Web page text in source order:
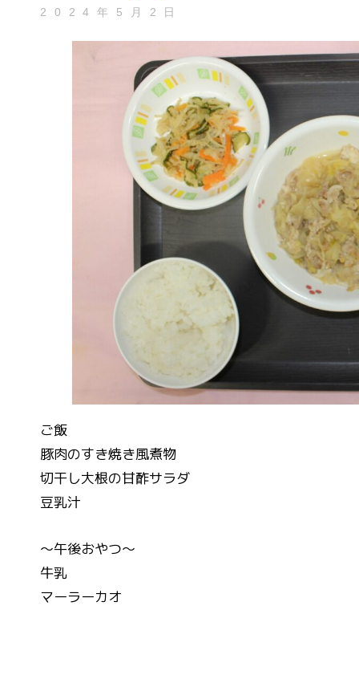
2024年5月2日
ご飯
豚肉のすき焼き風煮物
切干し大根の甘酢サラダ
豆乳汁
～午後おやつ～
牛乳
マーラーカオ